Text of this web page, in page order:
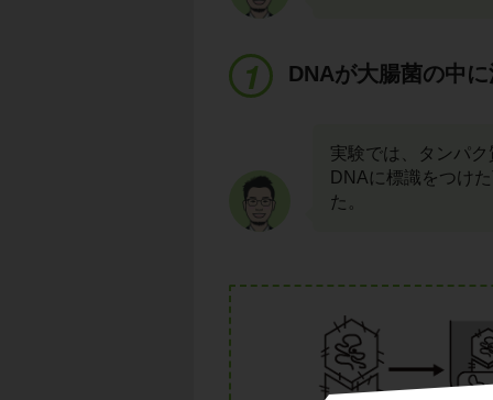
DNAが大腸菌の中
実験では、タンパ
DNAに標識をつけ
た。